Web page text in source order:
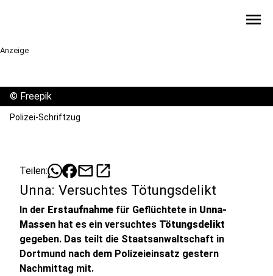
menu
Anzeige
© Freepik
Polizei-Schriftzug
Teilen: mailopen_in_new
Unna: Versuchtes Tötungsdelikt
In der Erstaufnahme für Geflüchtete in Unna-
Massen hat es ein versuchtes Tötungsdelikt
gegeben. Das teilt die Staatsanwaltschaft in
Dortmund nach dem Polizeieinsatz gestern
Nachmittag mit.